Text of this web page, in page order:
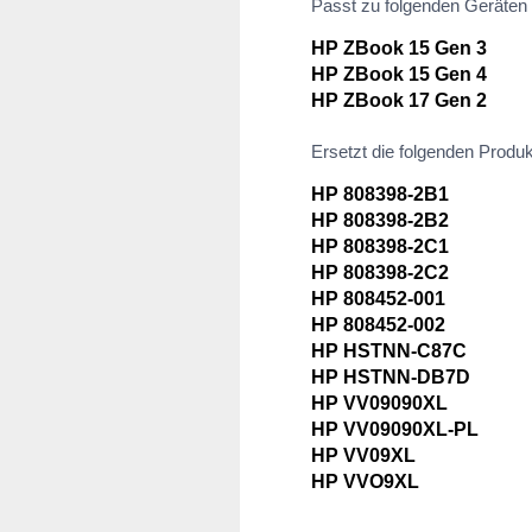
Passt zu folgenden Geräten
HP ZBook 15 Gen 3
HP ZBook 15 Gen 4
HP ZBook 17 Gen 2
Ersetzt die folgenden
HP 808398-2B1
HP 808398-2B2
HP 808398-2C1
HP 808398-2C2
HP 808452-001
HP 808452-002
HP HSTNN-C87C
HP HSTNN-DB7D
HP VV09090XL
HP VV09090XL-PL
HP VV09XL
HP VVO9XL